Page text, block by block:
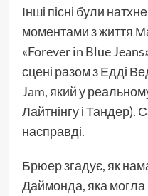
Інші пісні були
моментами з життя
«Forever in Blue
сцені разом з Едді
Jam, який у
Лайтнінгу і Тандер).
насправді.
Брюер згадує, як
Даймонда, яка